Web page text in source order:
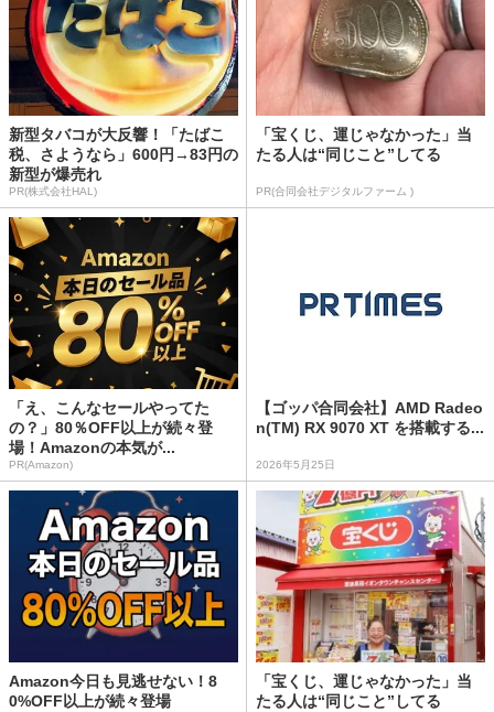
新型タバコが大反響！「たばこ
税、さようなら」600円→83円の
新型が爆売れ
PR(株式会社HAL)
「宝くじ、運じゃなかった」当
たる人は“同じこと”してる
PR(合同会社デジタルファーム )
「え、こんなセールやってた
の？」80％OFF以上が続々登
場！Amazonの本気が...
PR(Amazon)
【ゴッパ合同会社】AMD Radeo
n(TM) RX 9070 XT を搭載する...
2026年5月25日
Amazon今日も見逃せない！8
0%OFF以上が続々登場
「宝くじ、運じゃなかった」当
たる人は“同じこと”してる